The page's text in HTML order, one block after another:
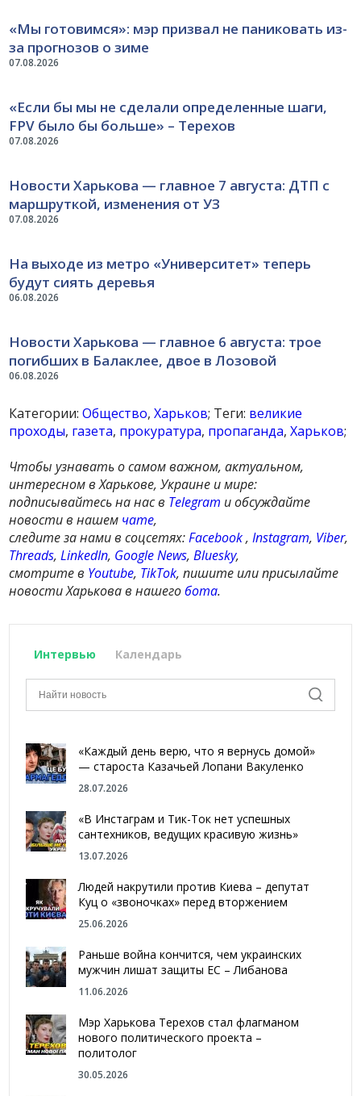
07.08.2026
«Мы готовимся»: мэр призвал не паниковать из-
за прогнозов о зиме
07.08.2026
«Если бы мы не сделали определенные шаги,
FPV было бы больше» – Терехов
07.08.2026
Новости Харькова — главное 7 августа: ДТП с
маршруткой, изменения от УЗ
06.08.2026
На выходе из метро «Университет» теперь
будут сиять деревья
06.08.2026
Новости Харькова — главное 6 августа: трое
погибших в Балаклее, двое в Лозовой
Категории:Общество,Харьков; Теги: великие
проходы, газета, прокуратура, пропаганда,Харьков;
Чтобы узнавать о самом важном, актуальном,
интересном в Харькове, Украине и мире:
подписывайтесь на нас в Telegram и обсуждайте
новости в нашем чате,
следите за нами в соцсетях:Facebook,Instagram, Viber,
Threads,LinkedIn, Google News,Bluesky,
смотрите в Youtube, TikTok, пишите или присылайте
новости Харькова в нашегобота.
Интервью Календарь
«Каждый день верю, что я вернусь домой»
— староста Казачьей Лопани Вакуленко
28.07.2026
«В Инстаграм и Тик-Ток нет успешных
сантехников, ведущих красивую жизнь»
13.07.2026
Людей накрутили против Киева – депутат
Куц о «звоночках» перед вторжением
25.06.2026
Раньше война кончится, чем украинских
мужчин лишат защиты ЕС – Либанова
11.06.2026
Мэр Харькова Терехов стал флагманом
нового политического проекта –
политолог
30.05.2026